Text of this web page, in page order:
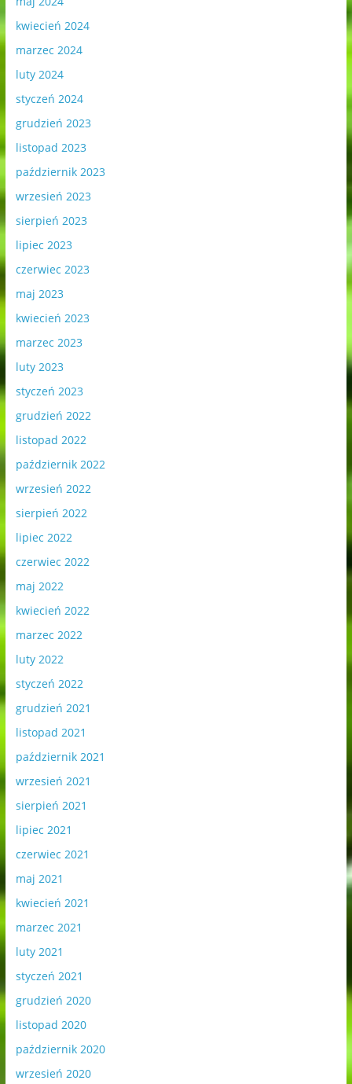
kwiecień 2024
marzec 2024
luty 2024
styczeń 2024
grudzień 2023
listopad 2023
październik 2023
wrzesień 2023
sierpień 2023
lipiec 2023
czerwiec 2023
maj 2023
kwiecień 2023
marzec 2023
luty 2023
styczeń 2023
grudzień 2022
listopad 2022
październik 2022
wrzesień 2022
sierpień 2022
lipiec 2022
czerwiec 2022
maj 2022
kwiecień 2022
marzec 2022
luty 2022
styczeń 2022
grudzień 2021
listopad 2021
październik 2021
wrzesień 2021
sierpień 2021
lipiec 2021
czerwiec 2021
maj 2021
kwiecień 2021
marzec 2021
luty 2021
styczeń 2021
grudzień 2020
listopad 2020
październik 2020
wrzesień 2020